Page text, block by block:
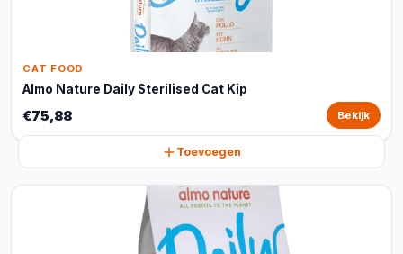
CAT FOOD
Almo Nature Daily Sterilised Cat Kip
€75,88 Bekijk
Toevoegen